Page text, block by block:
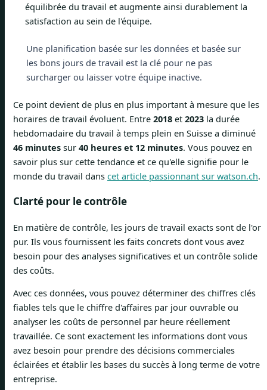
équilibrée du travail et augmente ainsi durablement la
satisfaction au sein de l'équipe.
Une planification basée sur les données et basée sur
les bons jours de travail est la clé pour ne pas
surcharger ou laisser votre équipe inactive.
Ce point devient de plus en plus important à mesure que les
horaires de travail évoluent. Entre 2018 et 2023 la durée
hebdomadaire du travail à temps plein en Suisse a diminué
46 minutes sur 40 heures et 12 minutes. Vous pouvez en
savoir plus sur cette tendance et ce qu'elle signifie pour le
monde du travail dans cet article passionnant sur watson.ch.
Clarté pour le contrôle
En matière de contrôle, les jours de travail exacts sont de l'or
pur. Ils vous fournissent les faits concrets dont vous avez
besoin pour des analyses significatives et un contrôle solide
des coûts.
Avec ces données, vous pouvez déterminer des chiffres clés
fiables tels que le chiffre d'affaires par jour ouvrable ou
analyser les coûts de personnel par heure réellement
travaillée. Ce sont exactement les informations dont vous
avez besoin pour prendre des décisions commerciales
éclairées et établir les bases du succès à long terme de votre
entreprise.